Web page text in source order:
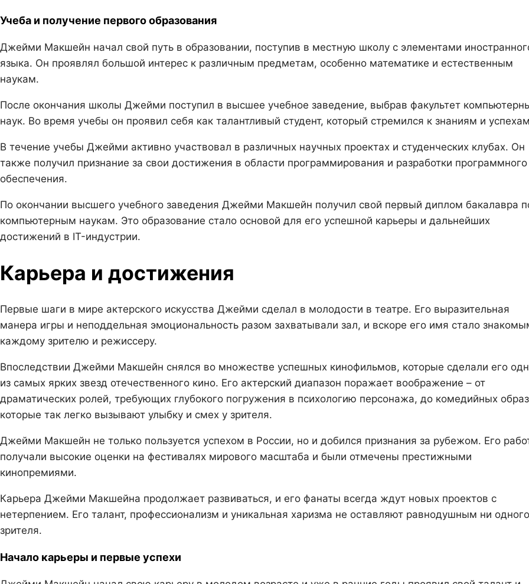
Учеба и получение первого образования
Джейми Макшейн начал свой путь в образовании, поступив в местную школу с элементами
языка. Он проявлял большой интерес к различным предметам, особенно математике и естественным
наукам.
После окончания школы Джейми поступил в высшее учебное заведение, выбрав факультет
наук. Во время учебы он проявил себя как талантливый студент, который стремился к знаниям и
В течение учебы Джейми активно участвовал в различных научных проектах и студенческих клубах. Он
также получил признание за свои достижения в области программирования и разработки программного
обеспечения.
По окончании высшего учебного заведения Джейми Макшейн получил свой первый диплом бакалавра
компьютерным наукам. Это образование стало основой для его успешной карьеры и дальнейших
достижений в IT-индустрии.
Карьера и достижения
Первые шаги в мире актерского искусства Джейми сделал в молодости в театре. Его выразительная
манера игры и неподдельная эмоциональность разом захватывали зал, и вскоре его имя стало
каждому зрителю и режиссеру.
Впоследствии Джейми Макшейн снялся во множестве успешных кинофильмов, которые сделали его
из самых ярких звезд отечественного кино. Его актерский диапазон поражает воображение – от
драматических ролей, требующих глубокого погружения в психологию персонажа, до комедийных
которые так легко вызывают улыбку и смех у зрителя.
Джейми Макшейн не только пользуется успехом в России, но и добился признания за рубежом. Его
получали высокие оценки на фестивалях мирового масштаба и были отмечены престижными
кинопремиями.
Карьера Джейми Макшейна продолжает развиваться, и его фанаты всегда ждут новых проектов с
нетерпением. Его талант, профессионализм и уникальная харизма не оставляют равнодушным ни одного
зрителя.
Начало карьеры и первые успехи